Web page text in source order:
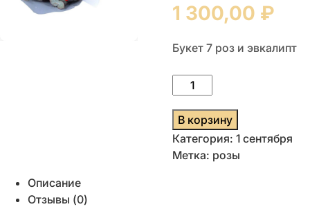
1 300,00 ₽
Букет 7 роз и эвкалипт
Количество
товара
Букет
1
сентября
В корзину
Категория: 1 сентября
Метка: розы
Описание
Отзывы (0)